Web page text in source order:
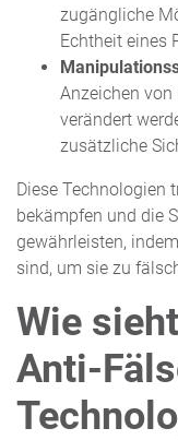
zugängliche
Echtheit eines
Anzeichen
verändert
zusätzliche
Diese Technologien
bekämpfen und die
gewährleisten,
sind, um sie zu
Wie
Anti-